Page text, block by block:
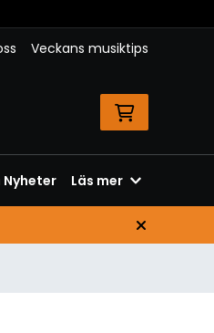
Veckans musiktips
Nyheter Läs mer